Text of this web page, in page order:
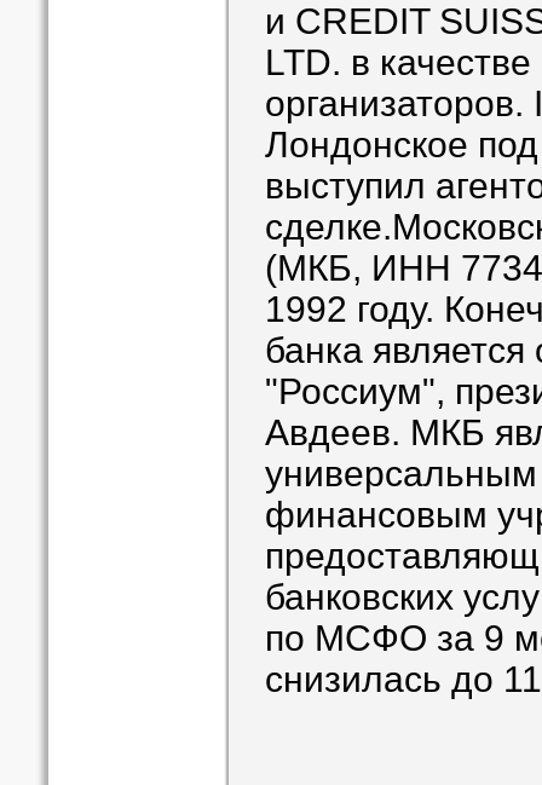
и CREDIT
LTD. в
Лондонское
выступил
(МКБ, ИНН
1992 году.
банка
"Россиум",
Авдеев. МКБ
универсальным
финансовым
банковских
по МСФО за 9
снизилась до